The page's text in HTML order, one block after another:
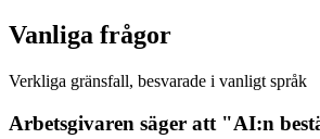
Vanliga frågor
Verkliga gränsfall, besvarade i vanligt språk
Arbetsgivaren säger att "AI:n